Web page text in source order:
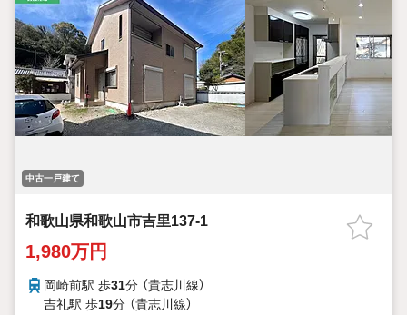
中古一戸建て
和歌山県和歌山市吉里137-1
1,980万円
岡崎前駅 歩31分 （貴志川線）
吉礼駅 歩19分 （貴志川線）